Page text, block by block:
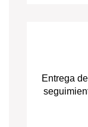
Entrega